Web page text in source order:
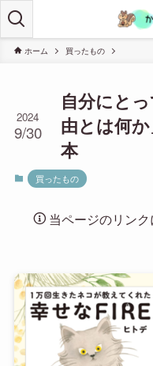
ホーム 買ったもの
自分にと
由とは何
本
2024
9/30
買ったもの
当ページのリンク